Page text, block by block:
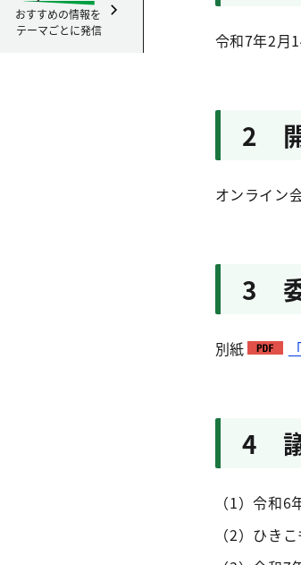
おすすめの情報を
テーマごとに発信
令和7年2月
2
オンライン
3
別紙
4
（1）令和
（2）ひき